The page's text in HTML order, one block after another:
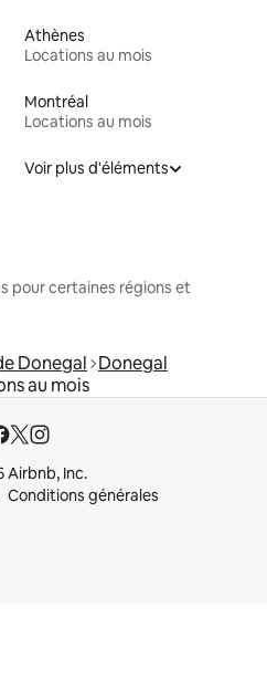
Athènes
Locations au mois
Montréal
Locations au mois
Voir plus d'éléments
pour certaines régions et
Donegal Donegal
au mois
Airbnb, Inc.
Conditions générales